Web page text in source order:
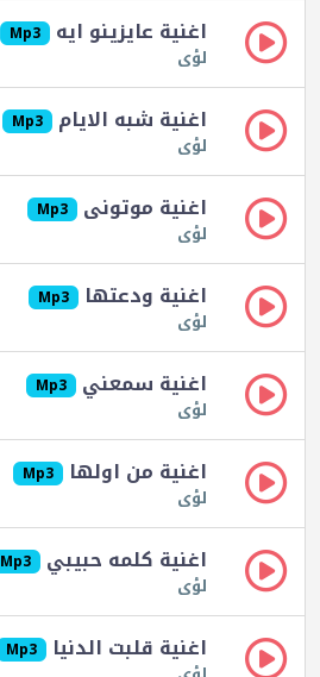
اغنية عايزينو ايه Mp3
لؤى
اغنية شبه الايام Mp3
لؤى
اغنية موتونى Mp3
لؤى
اغنية ودعتها Mp3
لؤى
اغنية سمعني Mp3
لؤى
اغنية من اولها Mp3
لؤى
اغنية كلمه حبيبي Mp3
لؤى
اغنية قلبت الدنيا Mp3